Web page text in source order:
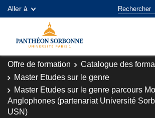
Aller à
Offre de formation Catalogue des
Master Etudes sur le genre
Master Etudes sur le genre parcours
Anglophones (partenariat Université
USN)